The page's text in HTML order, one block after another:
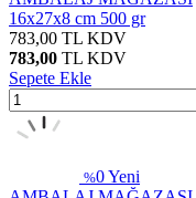
16x27x8 cm 500 gr
783,00 TL KDV
783,00 TL KDV
Sepete Ekle
%0Yeni